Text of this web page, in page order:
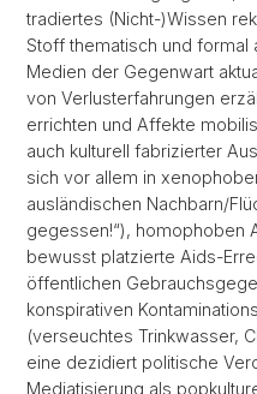
tradiertes (Nicht-)Wissen
Stoff thematisch und formal
Medien der Gegenwart
von Verlusterfahrungen
errichten und Affekte
auch kulturell fabrizierter
sich vor allem in
ausländischen Nachbarn/
gegessen!“), homophoben
bewusst platzierte Aids-
öffentlichen
konspirativen
(verseuchtes Trinkwasser,
eine dezidiert politische
Mediatisierung als